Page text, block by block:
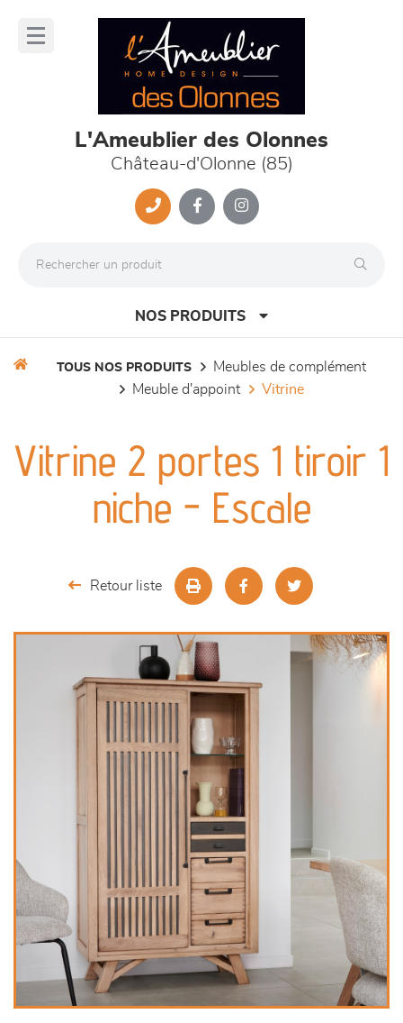
L'Ameublier des Olonnes
Château-d'Olonne (85)
NOS PRODUITS
séjours
meubles de complément
TOUS NOS PRODUITS
meubles de complément
meuble d'appoint
vitrine
Vitrine 2 portes 1 tiroir 1
niche - Escale
Retour liste